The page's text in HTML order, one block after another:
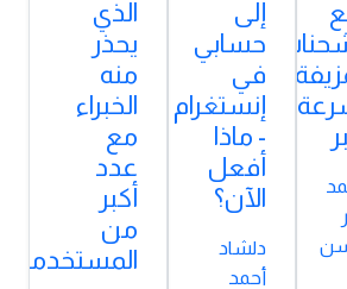
إلى
حسابي
في
إنستغرام
- ماذا
أفعل
الآن؟
دلشاد
أحمد
الذي
يحذر
منه
الخبراء
مع
عدد
أكبر
من